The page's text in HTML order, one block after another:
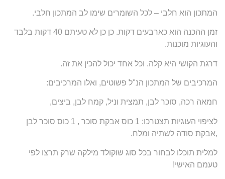
המתכון הוא חלבי – לכל השומרים שימו לב המתכון חלבי.
זמן ההכנה הוא כארבעים דקות. כן כן לא טעיתם 40 דקות בלבד
והעוגיות מוכנות.
דרגת הקושי היא קלה. וכל אחד יכול להכין את זה.
המרכיבים של המתכון הנ"ל פשוטים, ואלו המרכיבים:
חמאה רכה, סוכר לבן, תמצית וניל, קמח לבן, ביצים,
לציפוי העוגיות תצטרכו: 1 כוס אבקת סוכר , 1 כוס סוכר לבן
,אבקת סודה לשתיה ומלח.
למלית תוכלו לבחור בכל סוג שוקולד מילקה שרק תרצו לפי
טעמם האישי!